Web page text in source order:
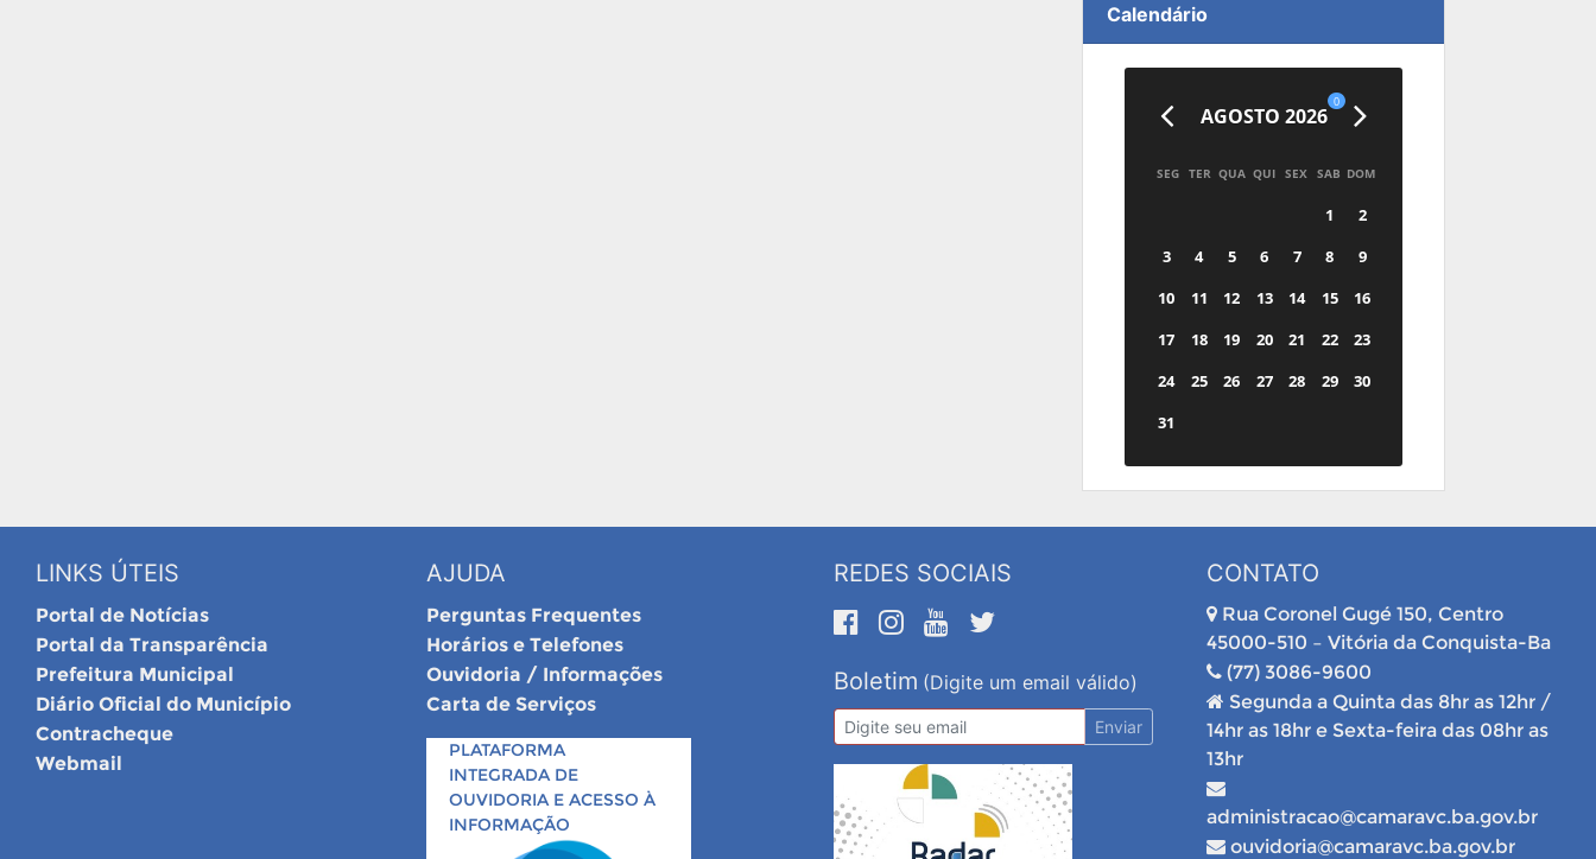
Calendário
AGOSTO 2026
0
SEG TER QUA QUI SEX SAB DOM
1
2
3
4 5 6 7 8
9
10
11 12 13 14 15
16
17
18 19 20 21 22
23
24
25 26 27 28 29
30
31
LINKS ÚTEIS
Portal de Notícias
Portal da Transparência
Prefeitura Municipal
Diário Oficial do Município
Contracheque
Webmail
AJUDA
Perguntas Frequentes
Horários e Telefones
Ouvidoria / Informações
Carta de Serviços
PLATAFORMA
INTEGRADA DE
OUVIDORIA E ACESSO À
INFORMAÇÃO
REDES SOCIAIS
Boletim (Digite um email válido)
Enviar
CONTATO
Rua Coronel Gugé 150, Centro
45000-510 – Vitória da Conquista-Ba
(77) 3086-9600
Segunda a Quinta das 8hr as 12hr /
14hr as 18hr e Sexta-feira das 08hr as
13hr
administracao@camaravc.ba.gov.br
ouvidoria@camaravc.ba.gov.br